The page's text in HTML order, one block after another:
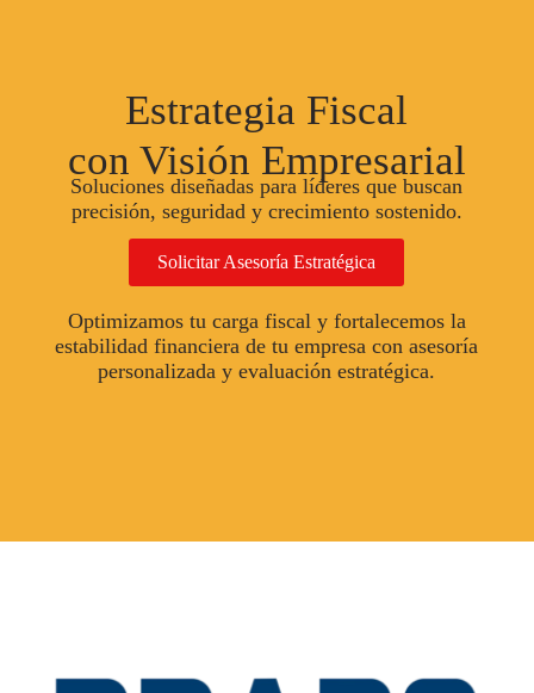
Estrategia Fiscal
con Visión Empresarial
Soluciones diseñadas para líderes que buscan
precisión, seguridad y crecimiento sostenido.
Solicitar Asesoría Estratégica
Optimizamos tu carga fiscal y fortalecemos la
estabilidad financiera de tu empresa con asesoría
personalizada y evaluación estratégica.